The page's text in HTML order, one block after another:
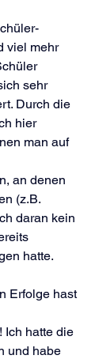
viel mehr
sehr
Durch die
hier
man auf
an denen
(z.B.
daran kein
hatte.
Erfolge hast
Ich hatte die
und habe